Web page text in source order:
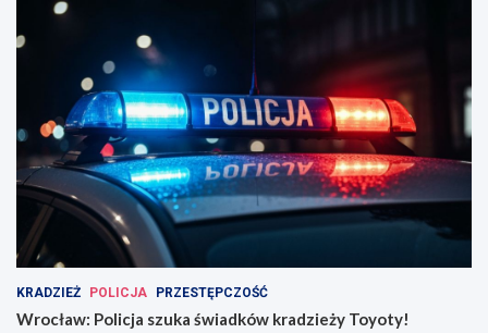
KRADZIEŻ POLICJA PRZESTĘPCZOŚĆ
Wrocław: Policja szuka świadków kradzieży Toyoty!